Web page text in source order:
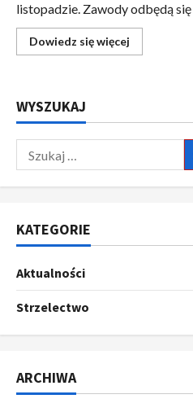
listopadzie. Zawody odbędą
Dowiedz się więcej
WYSZUKAJ
KATEGORIE
Aktualności
Strzelectwo
ARCHIWA